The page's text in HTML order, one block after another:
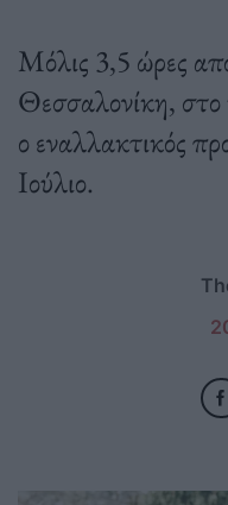
Μόλις 3,5 ώρες
Θεσσαλονίκη, στο
ο εναλλακτικός
Ιούλιο.